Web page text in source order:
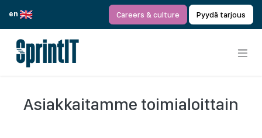
en
Careers & culture Pyydä tarjous
Asiakkaitamme toimialoittain